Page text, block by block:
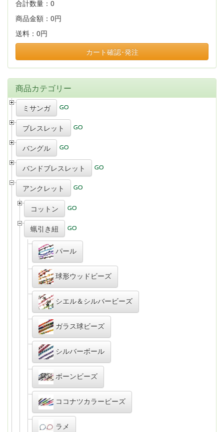
合計数量： 0
商品金額： 0円
送料： 0円
カート確認･発注
商品カテゴリー
ミサンガ
ブレスレット
バングル
バンドブレスレット
アンクレット
コットン
蝋引き紐
パール
球形ウッドビーズ
シエル＆シルバービーズ
ガラス球ビーズ
シルバーボール
ボーンビーズ
ココナツカラービーズ
ラメ